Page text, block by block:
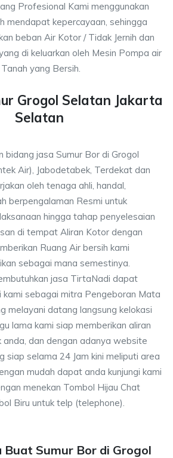
Profesional Kami menggunakan
mendapat kepercayaan, sehingga
beban Air Kotor / Tidak Jernih dan
di keluarkan oleh Mesin Pompa air
yang Bersih.
Grogol Selatan Jakarta
Selatan
bidang jasa Sumur Bor di Grogol
Air), Jabodetabek, Terdekat dan
oleh tenaga ahli, handal,
berpengalaman Resmi untuk
hingga tahap penyelesaian
di tempat Aliran Kotor dengan
Ruang Air bersih kami
sebagai mana semestinya.
jasa TirtaNadi dapat
kami sebagai mitra Pengeboran Mata
melayani datang langsung kelokasi
lama kami siap memberikan aliran
anda, dan dengan adanya website
siap selama 24 Jam kini meliputi area
mudah dapat anda kunjungi kami
menekan Tombol Hijau Chat
Biru untuk telp (telephone).
Sumur Bor di Grogol